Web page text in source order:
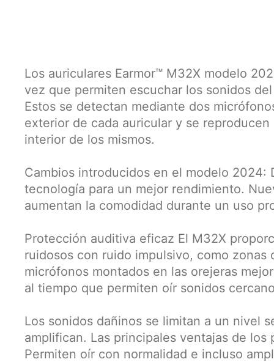
Los auriculares Earmor™ M32X modelo
vez que permiten escuchar los sonidos
Estos se detectan mediante dos
exterior de cada auricular y se
interior de los mismos.
Cambios introducidos en el modelo 2024:
tecnología para un mejor rendimiento.
aumentan la comodidad durante un uso
Protección auditiva eficaz El M32X
ruidosos con ruido impulsivo, como zonas
micrófonos montados en las orejeras
al tiempo que permiten oír sonidos
Los sonidos dañinos se limitan a un nivel
amplifican. Las principales ventajas de
Permiten oír con normalidad e incluso